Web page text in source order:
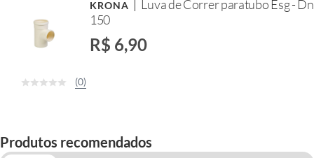
KRONA
Luva de Correr paratubo Esg - Dn
150
R$ 6,90
(0)
Produtos recomendados